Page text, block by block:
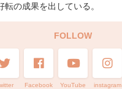
の成果を出している。
FOLLOW
Facebook YouTube instagram